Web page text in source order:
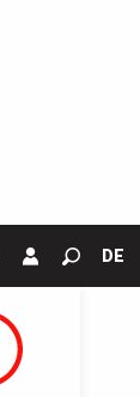
Suche
DE